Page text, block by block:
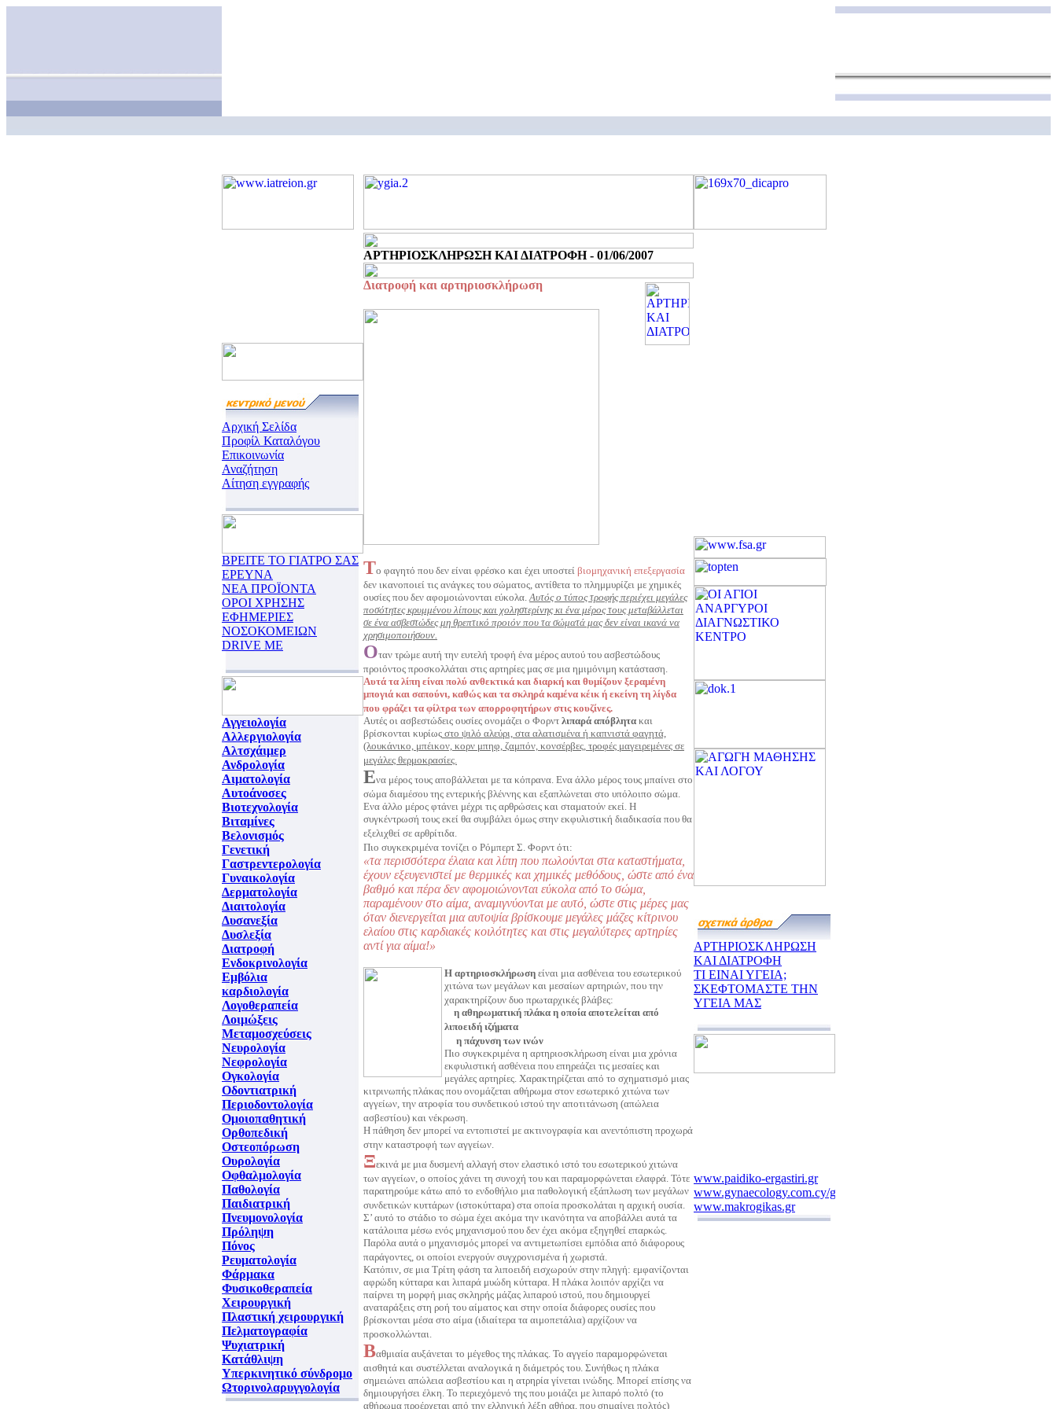
Αρχική Σελίδα
Προφίλ Καταλόγου
Επικοινωνία
Αναζήτηση
Αίτηση εγγραφής
ΒΡΕΙΤΕ ΤΟ ΓΙΑΤΡΟ ΣΑΣ
ΕΡΕΥΝΑ
ΝΕΑ ΠΡΟΪΟΝΤΑ
ΟΡΟΙ ΧΡΗΣΗΣ
ΕΦΗΜΕΡΙΕΣ
ΝΟΣΟΚΟΜΕΙΩΝ
DRIVE ME
Αγγειολογία
Αλλεργιολογία
Αλτσχάιμερ
Ανδρολογία
Αιματολογία
Αυτοάνοσες
Βιοτεχνολογία
Βιταμίνες
Βελονισμός
Γενετική
Γαστρεντερολογία
Γυναικολογία
Δερματολογία
Διαιτολογία
Δυσανεξία
Δυσλεξία
Διατροφή
Ενδοκρινολογία
Εμβόλια
καρδιολογία
Λογοθεραπεία
Λοιμώξεις
Μεταμοσχεύσεις
Νευρολογία
Νεφρολογία
Ογκολογία
Οδοντιατρική
Περιοδοντολογία
Ομοιοπαθητική
Ορθοπεδική
Οστεοπόρωση
Ουρολογία
Οφθαλμολογία
Παθολογία
Παιδιατρική
Πνευμονολογία
Πρόληψη
Πόνος
Ρευματολογία
Φάρμακα
Φυσικοθεραπεία
Χειρουργική
Πλαστική χειρουργική
Πελματογραφία
Ψυχιατρική
Κατάθλιψη
Υπερκινητικό σύνδρομο
Ωτορινολαρυγγολογία
ΑΡΤΗΡΙΟΣΚΛΗΡΩΣΗ ΚΑΙ ΔΙΑΤΡΟΦΗ - 01/06/2007
Διατροφή και αρτηριοσκλήρωση
Το φαγητό που δεν είναι φρέσκο και έχει υποστεί βιομηχανική επεξεργασία
δεν ικανοποιεί τις ανάγκες του σώματος, αντίθετα το πλημμυρίζει με χημικές
ουσίες που δεν αφομοιώνονται εύκολα.Αυτός ο τύπος τροφής περιέχει μεγάλες
ποσότητες κρυμμένου λίπους και χοληστερίνης κι ένα μέρος τους μεταβάλλεται
σε ένα ασβεστώδες μη θρεπτικό προιόν που τα σώματά μας δεν είναι ικανά να
χρησιμοποιήσουν.
Οταν τρώμε αυτή την ευτελή τροφή ένα μέρος αυτού του ασβεστώδους
προιόντος προσκολλάται στις αρτηρίες μας σε μια ημιμόνιμη κατάσταση.
Αυτά τα λίπη είναι πολύ ανθεκτικά και διαρκή και θυμίζουν ξεραμένη
μπογιά και σαπούνι, καθώς και τα σκληρά καμένα κέικ ή εκείνη τη λίγδα
που φράζει τα φίλτρα των απορροφητήρων στις κουζίνες.
Αυτές οι ασβεστώδεις ουσίες ονομάζει ο Φορντ λιπαρά απόβλητα και
βρίσκονται κυρίως στο ψιλό αλεύρι, στα αλατισμένα ή καπνιστά φαγητά,
(λουκάνικο, μπέικον, κορν μπηφ, ζαμπόν, κονσέρβες, τροφές μαγειρεμένες σε
μεγάλες θερμοκρασίες.
Ενα μέρος τους αποβάλλεται με τα κόπρανα. Ενα άλλο μέρος τους μπαίνει στο
σώμα διαμέσου της εντερικής βλέννης και εξαπλώνεται στο υπόλοιπο σώμα.
Ενα άλλο μέρος φτάνει μέχρι τις αρθρώσεις και σταματούν εκεί. Η
συγκέντρωσή τους εκεί θα συμβάλει όμως στην εκφυλιστική διαδικασία που θα
εξελιχθεί σε αρθρίτιδα.
Πιο συγκεκριμένα τονίζει ο Ρόμπερτ Σ. Φορντ ότι:
«τα περισσότερα έλαια και λίπη που πωλούνται στα καταστήματα,
έχουν εξευγενιστεί με θερμικές και χημικές μεθόδους, ώστε από ένα
βαθμό και πέρα δεν αφομοιώνονται εύκολα από το σώμα,
παραμένουν στο αίμα, αναμιγνύονται με αυτό, ώστε στις μέρες μας
όταν διενεργείται μια αυτοψία βρίσκουμε μεγάλες μάζες κίτρινου
ελαίου στις καρδιακές κοιλότητες και στις μεγαλύτερες αρτηρίες
αντί για αίμα!»
Η αρτηριοσκλήρωση είναι μια ασθένεια του εσωτερικού
χιτώνα των μεγάλων και μεσαίων αρτηριών, που την
χαρακτηρίζουν δυο πρωταρχικές βλάβες:
η αθηρωματική πλάκα η οποία αποτελείται από
λιποειδή ιζήματα
η πάχυνση των ινών
Πιο συγκεκριμένα η αρτηριοσκλήρωση είναι μια χρόνια
εκφυλιστική ασθένεια που επηρεάζει τις μεσαίες και
μεγάλες αρτηρίες. Χαρακτηρίζεται από το σχηματισμό μιας
κιτρινωπής πλάκας που ονομάζεται αθήρωμα στον εσωτερικό χιτώνα των
αγγείων, την ατροφία του συνδετικού ιστού την αποτιτάνωση (απώλεια
ασβεστίου) και νέκρωση.
Η πάθηση δεν μπορεί να εντοπιστεί με ακτινογραφία και ανεντόπιστη προχωρά
στην καταστροφή των αγγείων.
Ξεκινά με μια δυσμενή αλλαγή στον ελαστικό ιστό του εσωτερικού χιτώνα
των αγγείων, ο οποίος χάνει τη συνοχή του και παραμορφώνεται ελαφρά. Τότε
παρατηρούμε κάτω από το ενδοθήλιο μια παθολογική εξάπλωση των μεγάλων
συνδετικών κυττάρων (ιστοκύτταρα) στα οποία προσκολάται η αρχική ουσία.
Σ’ αυτό το στάδιο το σώμα έχει ακόμα την ικανότητα να αποβάλλει αυτά τα
κατάλοιπα μέσω ενός μηχανισμού που δεν έχει ακόμα εξηγηθεί επαρκώς.
Παρόλα αυτά ο μηχανισμός μπορεί να αντιμετωπίσει εμπόδια από διάφορους
παράγοντες, οι οποίοι ενεργούν συγχρονισμένα ή χωριστά.
Κατόπιν, σε μια Τρίτη φάση τα λιποειδή εισχωρούν στην πληγή: εμφανίζονται
αφρώδη κύτταρα και λιπαρά μυώδη κύτταρα. Η πλάκα λοιπόν αρχίζει να
παίρνει τη μορφή μιας σκληρής μάζας λιπαρού ιστού, που δημιουργεί
αναταράξεις στη ροή του αίματος και στην οποία διάφορες ουσίες που
βρίσκονται μέσα στο αίμα (ιδιαίτερα τα αιμοπετάλια) αρχίζουν να
προσκολλώνται.
Βαθμιαία αυξάνεται το μέγεθος της πλάκας. Το αγγείο παραμορφώνεται
αισθητά και συστέλλεται αναλογικά η διάμετρός του. Συνήθως η πλάκα
σημειώνει απώλεια ασβεστίου και η ατρηρία γίνεται ινώδης. Μπορεί επίσης να
δημιουργήσει έλκη. Το περιεχόμενό της που μοιάζει με λιπαρό πολτό (το
αθήρωμα προέρχεται από την ελληνική λέξη αθήρα, που σημαίνει πολτός)
ΑΡΤΗΡΙΟΣΚΛΗΡΩΣΗ
ΚΑΙ ΔΙΑΤΡΟΦΗ
ΤΙ ΕΙΝΑΙ ΥΓΕΙΑ;
ΣΚΕΦΤΟΜΑΣΤΕ ΤΗΝ
ΥΓΕΙΑ ΜΑΣ
www.paidiko-ergastiri.gr
www.gynaecology.com.cy/gr.htm
www.makrogikas.gr
www.morfoanaplasis.gr